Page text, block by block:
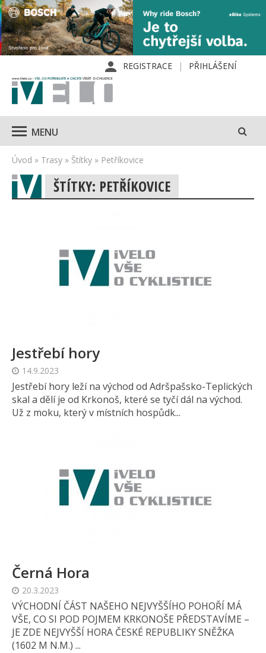
REGISTRACE PŘIHLÁŠENÍ
MENU
Úvod » Trasy » Štítky » Petříkovice
ŠTÍTKY: PETŘÍKOVICE
Jestřebí hory
14.9.2023
Jestřebí hory leží na východ od Adršpašsko-Teplických
skal a dělí je od Krkonoš, které se tyčí dál na východ.
Už z moku, který v místních hospůdk...
Černá Hora
20.3.2023
VÝCHODNÍ ČÁST NAŠEHO NEJVYŠŠÍHO POHOŘÍ MÁ
VŠE, CO SI POD POJMEM KRKONOŠE PŘEDSTAVÍME –
JE ZDE NEJVYŠŠÍ HORA ČESKÉ REPUBLIKY SNĚŽKA
(1602 M N.M.) ...